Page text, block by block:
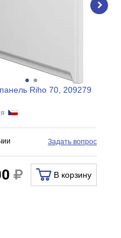
Riho 70, 209279
Задать вопрос
В корзину